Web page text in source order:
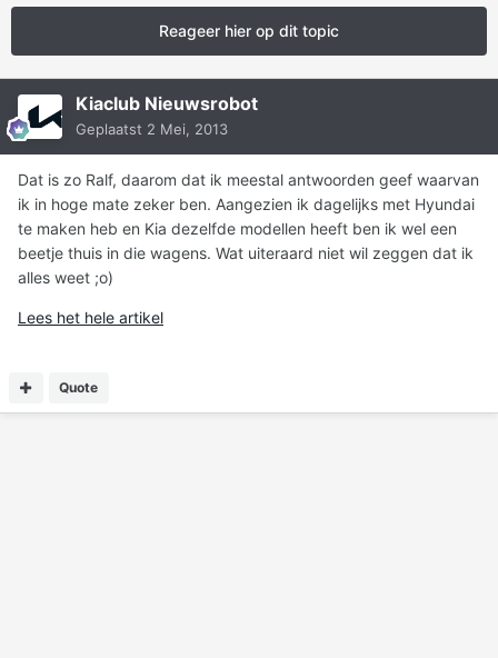
Reageer hier op dit topic
Kiaclub Nieuwsrobot
Geplaatst 2 Mei, 2013
Dat is zo Ralf, daarom dat ik meestal antwoorden geef waarvan
ik in hoge mate zeker ben. Aangezien ik dagelijks met Hyundai
te maken heb en Kia dezelfde modellen heeft ben ik wel een
beetje thuis in die wagens. Wat uiteraard niet wil zeggen dat ik
alles weet ;o)
Lees het hele artikel
Quote